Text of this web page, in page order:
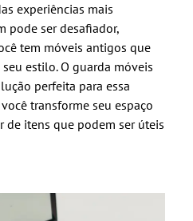
experiências mais
pode ser desafiador,
tem móveis antigos que
estilo. O guarda móveis
perfeita para essa
transforme seu espaço
de itens que podem ser úteis